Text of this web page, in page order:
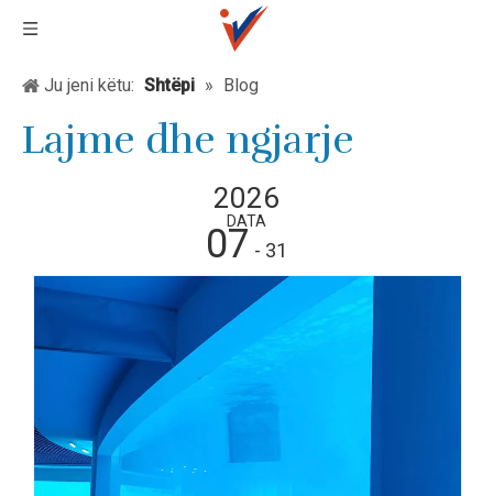
Ju jeni këtu: Shtëpi » Blog
Lajme dhe ngjarje
2026
DATA
07 - 31